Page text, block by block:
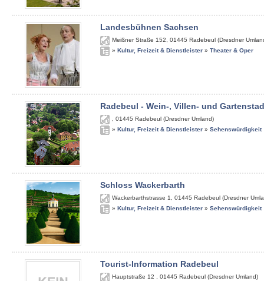
Landesbühnen Sachsen
Meißner Straße 152 01445 Radebeul (Dresdner
» Kultur, Freizeit & Dienstleister » Theater & Oper
Radebeul - Wein-, Villen- und
01445 Radebeul (Dresdner Umland)
» Kultur, Freizeit & Dienstleister » Sehenswürdigkeit
Schloss Wackerbarth
Wackerbarthstrasse 1 01445 Radebeul (Dresdner
» Kultur, Freizeit & Dienstleister » Sehenswürdigkeit
Tourist-Information Radebeul
Hauptstraße 12 01445 Radebeul (Dresdner Umland)